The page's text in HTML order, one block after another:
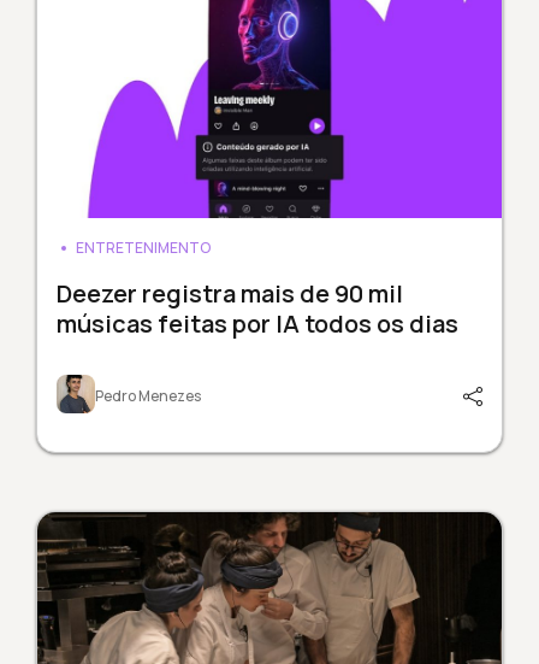
ENTRETENIMENTO
Deezer registra mais de 90 mil
músicas feitas por IA todos os dias
Pedro Menezes